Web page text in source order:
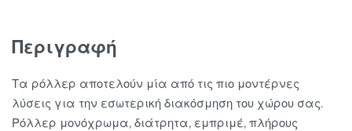
Περιγραφή
Τα ρόλλερ αποτελούν μία από τις πιο μοντέρνες
λύσεις για την εσωτερική διακόσμηση του χώρου σας.
Ρόλλερ μονόχρωμα, διάτρητα, εμπριμέ, πλήρους